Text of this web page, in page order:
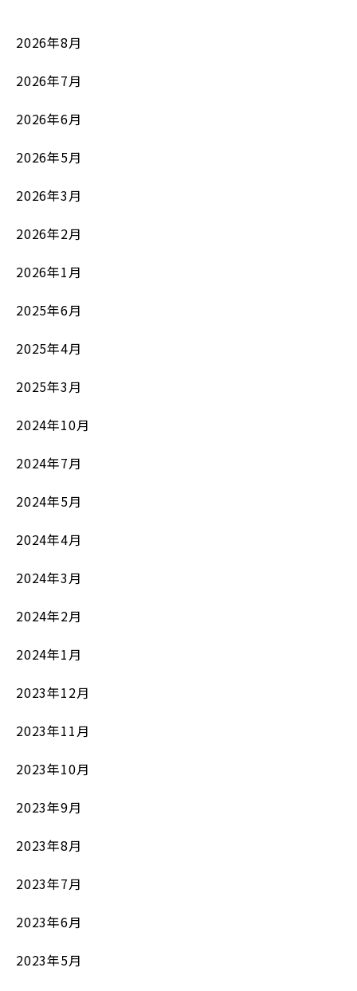
2026年8月
2026年7月
2026年6月
2026年5月
2026年3月
2026年2月
2026年1月
2025年6月
2025年4月
2025年3月
2024年10月
2024年7月
2024年5月
2024年4月
2024年3月
2024年2月
2024年1月
2023年12月
2023年11月
2023年10月
2023年9月
2023年8月
2023年7月
2023年6月
2023年5月